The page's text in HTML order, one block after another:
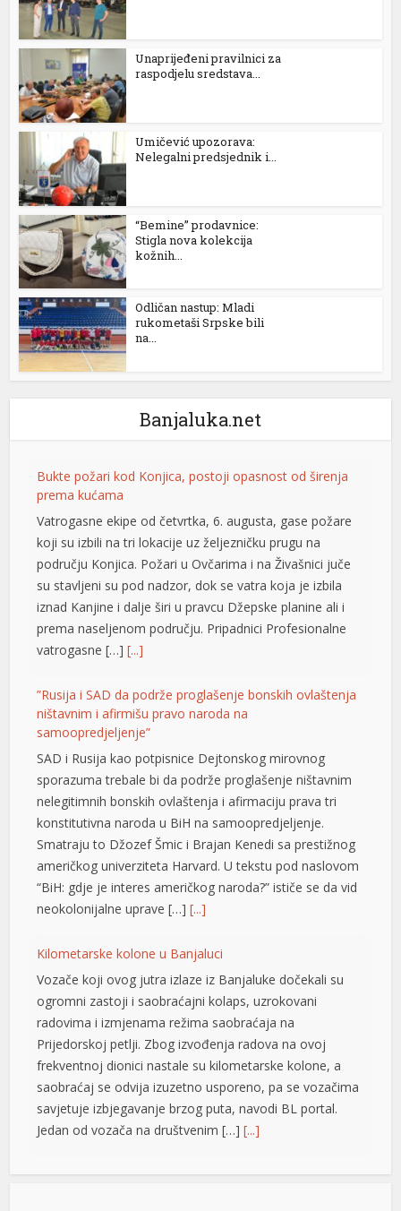
Unaprijeđeni pravilnici za
raspodjelu sredstava...
Umičević upozorava:
Nelegalni predsjednik i...
“Bemine” prodavnice:
Stigla nova kolekcija
kožnih...
Odličan nastup: Mladi
rukometaši Srpske bili
na...
Banjaluka.net
Bukte požari kod Konjica, postoji opasnost od širenja
prema kućama
Vatrogasne ekipe od četvrtka, 6. augusta, gase požare
koji su izbili na tri lokacije uz željezničku prugu na
području Konjica. Požari u Ovčarima i na Živašnici juče
su stavljeni su pod nadzor, dok se vatra koja je izbila
iznad Kanjine i dalje širi u pravcu Džepske planine ali i
prema naseljenom području. Pripadnici Profesionalne
vatrogasne […][...]
”Rusija i SAD da podrže proglašenje bonskih ovlaštenja
ništavnim i afirmišu pravo naroda na
samoopredjeljenje”
SAD i Rusija kao potpisnice Dejtonskog mirovnog
sporazuma trebale bi da podrže proglašenje ništavnim
nelegitimnih bonskih ovlaštenja i afirmaciju prava tri
konstitutivna naroda u BiH na samoopredjeljenje.
Smatraju to Džozef Šmic i Brajan Kenedi sa prestižnog
američkog univerziteta Harvard. U tekstu pod naslovom
“BiH: gdje je interes američkog naroda?” ističe se da vid
neokolonijalne uprave […][...]
Kilometarske kolone u Banjaluci
Vozače koji ovog jutra izlaze iz Banjaluke dočekali su
ogromni zastoji i saobraćajni kolaps, uzrokovani
radovima i izmjenama režima saobraćaja na
Prijedorskoj petlji. Zbog izvođenja radova na ovoj
frekventnoj dionici nastale su kilometarske kolone, a
saobraćaj se odvija izuzetno usporeno, pa se vozačima
savjetuje izbjegavanje brzog puta, navodi BL portal.
Jedan od vozača na društvenim […][...]
Pripremite kišobrane: Nakon vrelog dana stižu pljuskovi i